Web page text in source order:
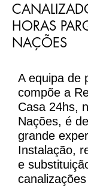
HORAS
NAÇÕES
A equipa de
compõe a
Casa 24hs,
Nações, é
grande
Instalação,
e